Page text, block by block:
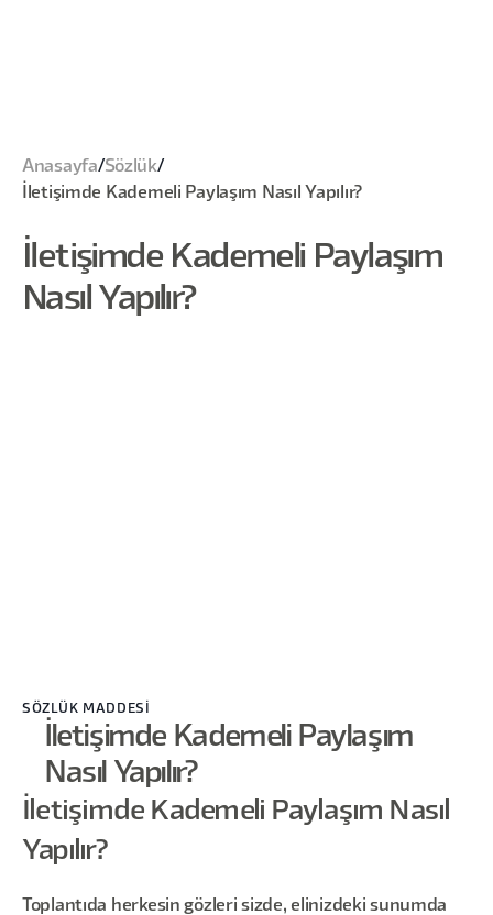
Anasayfa/Sözlük/
İletişimde Kademeli Paylaşım Nasıl Yapılır?
İletişimde Kademeli Paylaşım
Nasıl Yapılır?
SÖZLÜK MADDESİ
İletişimde Kademeli Paylaşım
Nasıl Yapılır?
İletişimde Kademeli Paylaşım Nasıl
Yapılır?
Toplantıda herkesin gözleri sizde, elinizdeki sunumda